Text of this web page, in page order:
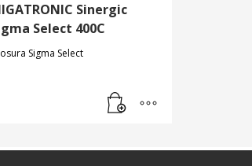
Sinergic
Select 400C
Sigma Select